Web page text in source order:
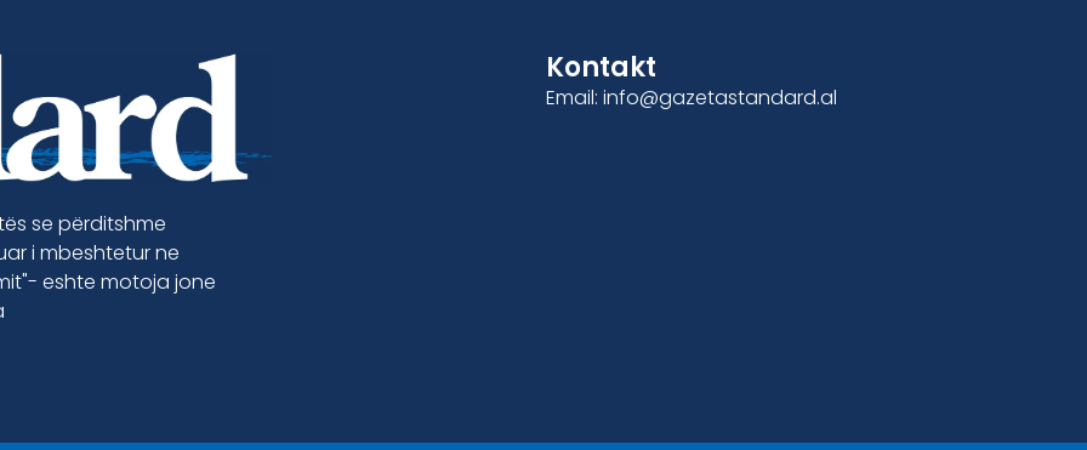
se përditshme
i mbeshtetur ne
eshte motoja jone
Kontakt
Email: info@gazetastandard.al